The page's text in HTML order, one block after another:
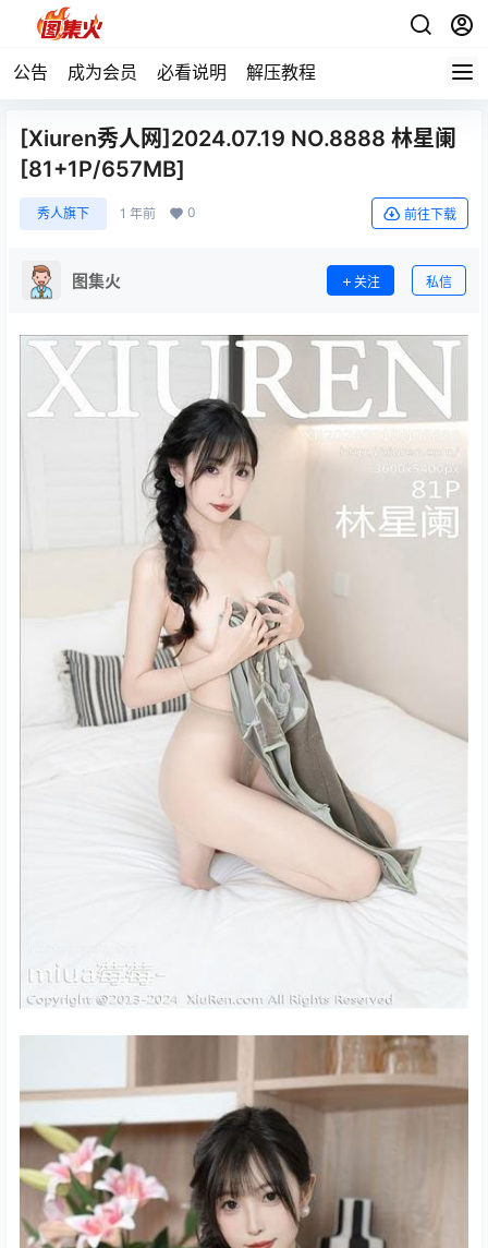
公告 成为会员 必看说明 解压教程
[Xiuren秀人网]2024.07.19 NO.8888 林星阑
[81+1P/657MB]
秀人旗下 1 年前 0 前往下载
图集火 关注 私信